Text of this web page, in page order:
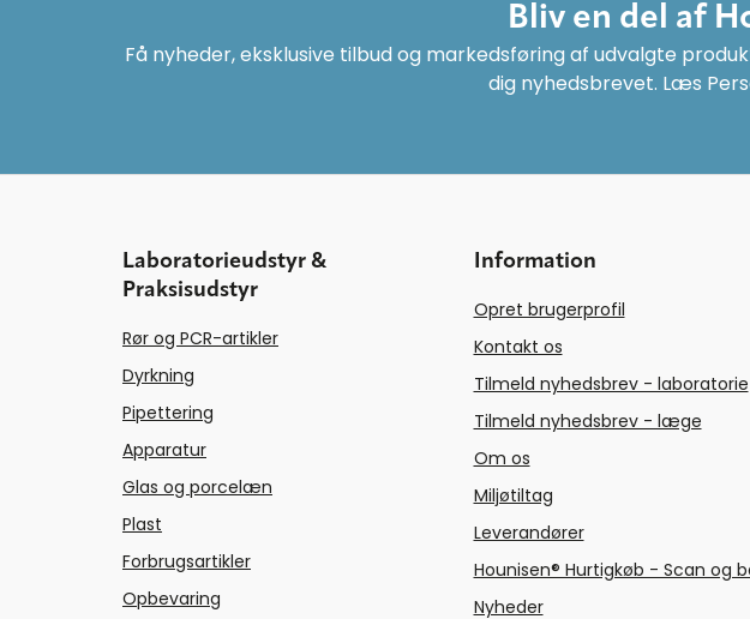
Bliv en del af
Få nyheder, eksklusive tilbud og markedsføring af udvalgte
dig nyhedsbrevet. Læs
Laboratorieudstyr &
Praksisudstyr
Rør og PCR-artikler
Dyrkning
Pipettering
Apparatur
Glas og porcelæn
Plast
Forbrugsartikler
Opbevaring
Information
Opret brugerprofil
Kontakt os
Tilmeld nyhedsbrev - laboratorie
Tilmeld nyhedsbrev - læge
Om os
Miljøtiltag
Leverandører
Hounisen® Hurtigkøb - Scan og
Nyheder